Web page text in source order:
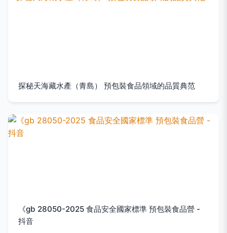
探秘天海藏水產（青島） 預包裝食品領域的品質典范
《gb 28050-2025 食品安全國家標準 預包裝食品營 -
抖音